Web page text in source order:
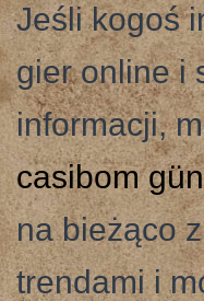
Jeśli kogoś
gier online i
informacji,
casibom
na bieżąco
trendami i